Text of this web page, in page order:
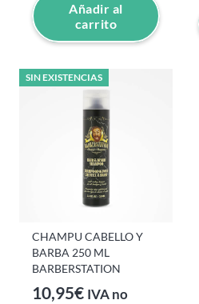
Añadir al
carrito
SIN EXISTENCIAS
CHAMPU CABELLO Y
BARBA 250 ML
BARBERSTATION
10,95€ IVA no